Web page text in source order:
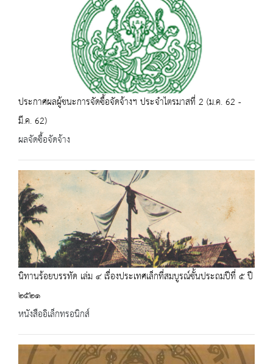
ประกาศผลผู้ชนะการจัดซื้อจัดจ้างฯ ประจำไตรมาสที่ 2 (ม.ค. 62 -
มี.ค. 62)
ผลจัดซื้อจัดจ้าง
นิทานร้อยบรรทัด เล่ม ๔ เรื่องประเทศเล็กที่สมบูรณ์ชั้นประถมปีที่ ๕ ปี
๒๕๒๑
หนังสืออิเล็กทรอนิกส์